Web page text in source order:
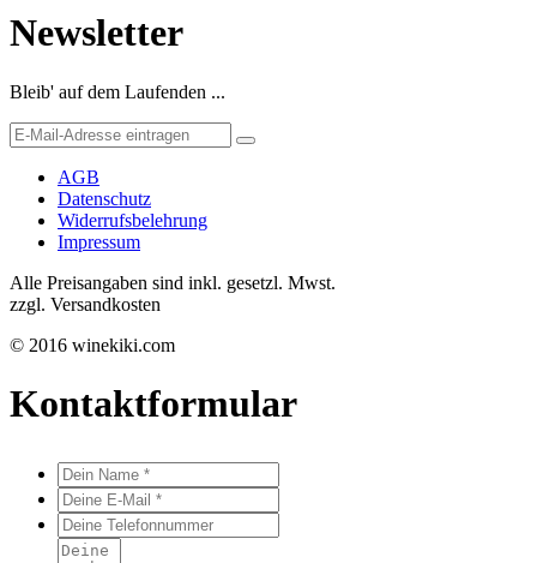
Newsletter
Bleib' auf dem Laufenden ...
AGB
Datenschutz
Widerrufsbelehrung
Impressum
Alle Preisangaben sind inkl. gesetzl. Mwst.
zzgl. Versandkosten
© 2016 winekiki.com
Kontaktformular